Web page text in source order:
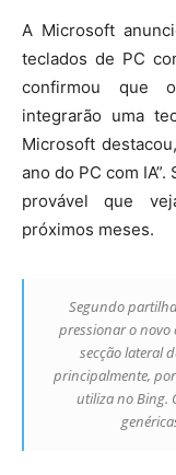
A Microsoft
teclados de PC
confirmou que
integrarão uma
Microsoft
ano do PC com
provável que
próximos meses.
Segundo
pressionar o
secção lateral
principalmente,
utiliza no Bing.